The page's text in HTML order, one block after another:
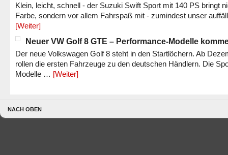
Klein, leicht, schnell - der Suzuki Swift Sport mit 140 PS bringt
Farbe, sondern vor allem Fahrspaß mit - zumindest unser
[Weiter]
Neuer VW Golf 8 GTE – Performance-Modelle
Der neue Volkswagen Golf 8 steht in den Startlöchern. Ab
rollen die ersten Fahrzeuge zu den deutschen Händlern. Die
Modelle … [Weiter]
NACH OBEN